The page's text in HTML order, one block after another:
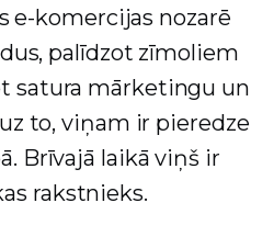
e-komercijas nozarē
palīdzot zīmoliem
satura mārketingu un
to, viņam ir pieredze
Brīvajā laikā viņš ir
rakstnieks.